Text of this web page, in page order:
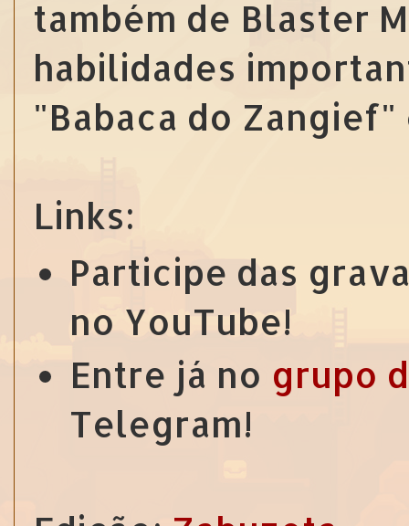
também de Blaster
habilidades
"Babaca do
Links:
Participe das
no YouTube!
Entre já no grupo
Telegram!